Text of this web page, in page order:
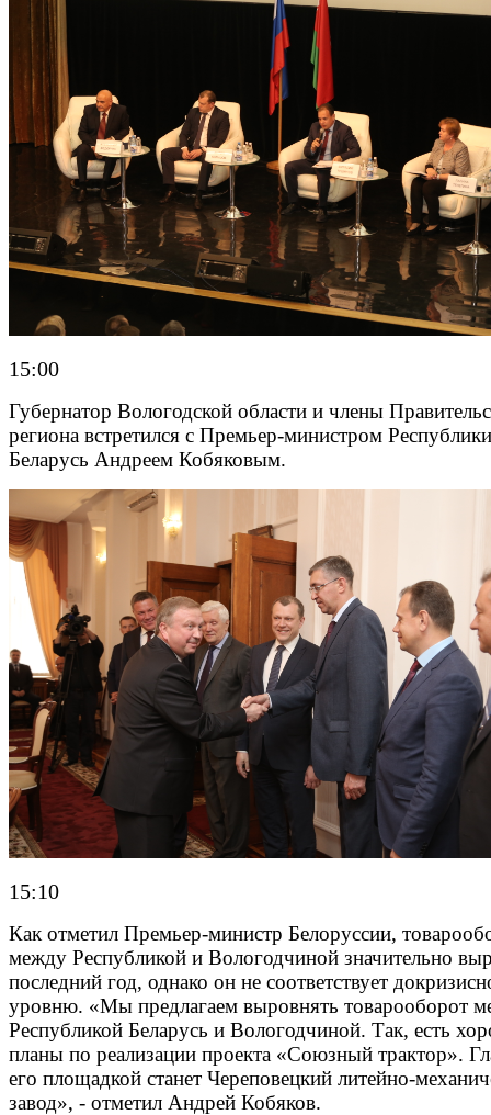
15:00
Губернатор Вологодской области и члены
региона встретился с Премьер-министром Республики
Беларусь Андреем Кобяковым.
15:10
Как отметил Премьер-министр Белоруссии,
между Республикой и Вологодчиной значительно
последний год, однако он не соответствует
уровню. «Мы предлагаем выровнять товарооборот
Республикой Беларусь и Вологодчиной. Так, есть
планы по реализации проекта «Союзный трактор».
его площадкой станет Череповецкий литейно-
завод», - отметил Андрей Кобяков.